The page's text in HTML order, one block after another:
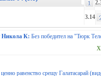
3.14
Никола К: Без победител на "Тюрк
X
равенство срещу Галатасарай